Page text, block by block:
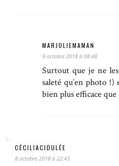
MARJOLIEMAMAN
9 octobre 2018 à 08:48
Surtout que je ne
saleté qu’en photo
bien plus efficace
CÉCILIACIDULÉE
8 octobre 2018 à 22:43